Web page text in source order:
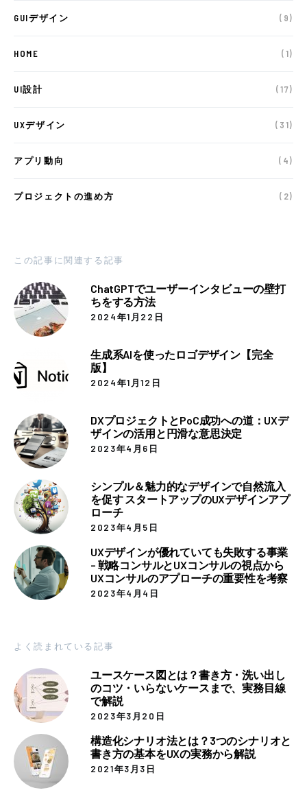
GUIデザイン (9)
HOME (1)
UI設計 (17)
UXデザイン (31)
アプリ動向 (4)
プロジェクトの進め方 (2)
この記事に関連する記事
ChatGPTでユーザーインタビューの壁打
ちをする方法
2024年1月22日
生成系AIを使ったロゴデザイン【完全
版】
2024年1月12日
DXプロジェクトとPoC成功への道：UXデ
ザインの活用と円滑な意思決定
2023年4月6日
シンプル＆魅力的なデザインで自然流入
を促す スタートアップのUXデザインアプ
ローチ
2023年4月5日
UXデザインが優れていても失敗する事業
– 戦略コンサルとUXコンサルの視点から
UXコンサルのアプローチの重要性を考察
2023年4月4日
よく読まれている記事
ユースケース図とは？書き方・洗い出し
のコツ・いらないケースまで、実務目線
で解説
2023年3月20日
構造化シナリオ法とは？3つのシナリオと
書き方の基本をUXの実務から解説
2021年3月3日